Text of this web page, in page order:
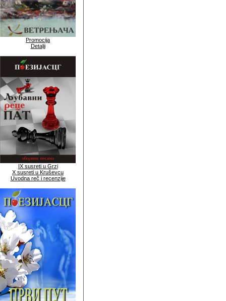
Promocija
Detalji
IX susreti u Grzi
X susreti u Kruševcu
Uvodna reč i recenzije